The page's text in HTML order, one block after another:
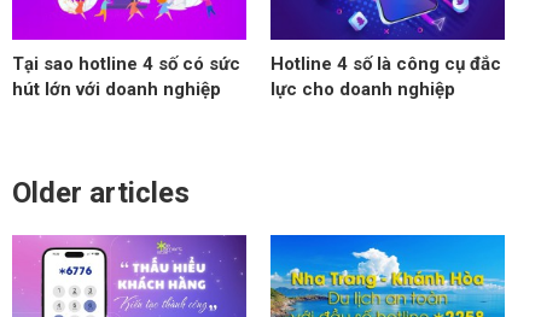
Tại sao hotline 4 số có sức
hút lớn với doanh nghiệp
Hotline 4 số là công cụ đắc
lực cho doanh nghiệp
Older articles